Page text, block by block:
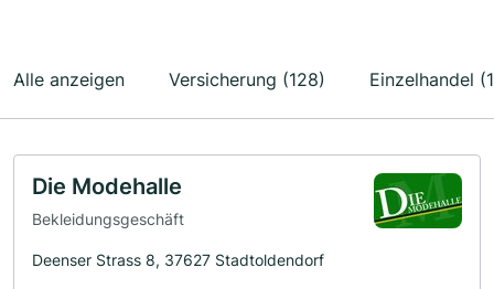
Alle anzeigen Versicherung (128) Einzelhandel
Die Modehalle
Bekleidungsgeschäft
Deenser Strass 8, 37627 Stadtoldendorf